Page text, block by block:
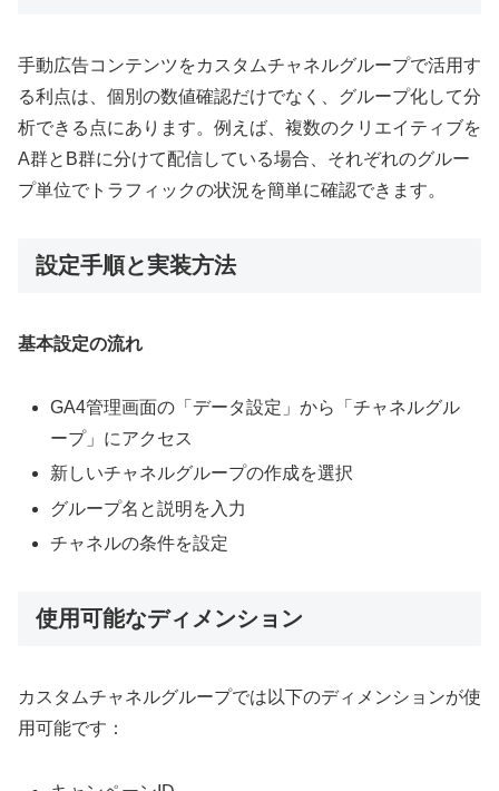
手動広告コンテンツをカスタムチャネルグループで活用す
る利点は、個別の数値確認だけでなく、グループ化して分
析できる点にあります。例えば、複数のクリエイティブを
A群とB群に分けて配信している場合、それぞれのグルー
プ単位でトラフィックの状況を簡単に確認できます。
設定手順と実装方法
基本設定の流れ
GA4管理画面の「データ設定」から「チャネルグル
ープ」にアクセス
新しいチャネルグループの作成を選択
グループ名と説明を入力
チャネルの条件を設定
使用可能なディメンション
カスタムチャネルグループでは以下のディメンションが使
用可能です：